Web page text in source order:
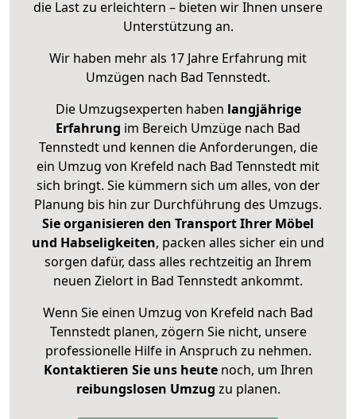
die Last zu erleichtern – bieten wir Ihnen unsere
Unterstützung an.
Wir haben mehr als 17 Jahre Erfahrung mit
Umzügen nach Bad Tennstedt.
Die Umzugsexperten haben langjährige
Erfahrung im Bereich Umzüge nach Bad
Tennstedt und kennen die Anforderungen, die
ein Umzug von Krefeld nach Bad Tennstedt mit
sich bringt. Sie kümmern sich um alles, von der
Planung bis hin zur Durchführung des Umzugs.
Sie organisieren den Transport Ihrer Möbel
und Habseligkeiten, packen alles sicher ein und
sorgen dafür, dass alles rechtzeitig an Ihrem
neuen Zielort in Bad Tennstedt ankommt.
Wenn Sie einen Umzug von Krefeld nach Bad
Tennstedt planen, zögern Sie nicht, unsere
professionelle Hilfe in Anspruch zu nehmen.
Kontaktieren Sie uns heutenoch, um Ihren
reibungslosen Umzug zu planen.